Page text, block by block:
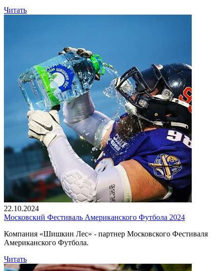
Читать
22.10.2024
Московский Фестиваль Американского Футбола 2024
Компания «Шишкин Лес» - партнер Московского Фестиваля
Американского Футбола.
Читать